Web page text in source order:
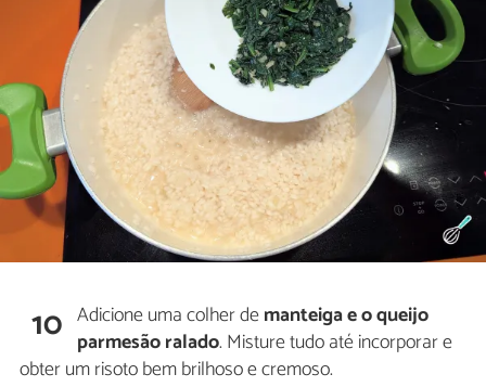
10 Adicione uma colher demanteiga e o queijo
parmesão ralado. Misture tudo até incorporar e
obter um risoto bem brilhoso e cremoso.